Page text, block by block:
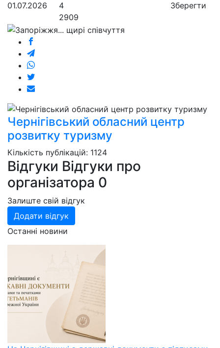
01.07.2026
4
2909
Зберегти
Чернігівський обласний центр
розвитку туризму
Кількість публікацій: 1124
Відгуки Відгуки про
організатора 0
Залиште свій відгук
Додати відгук
Останні новини